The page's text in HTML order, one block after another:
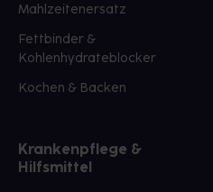
Mahlzeitenersatz
Fettbinder &
Kohlenhydrateblocker
Kochen & Backen
Krankenpflege &
Hilfsmittel